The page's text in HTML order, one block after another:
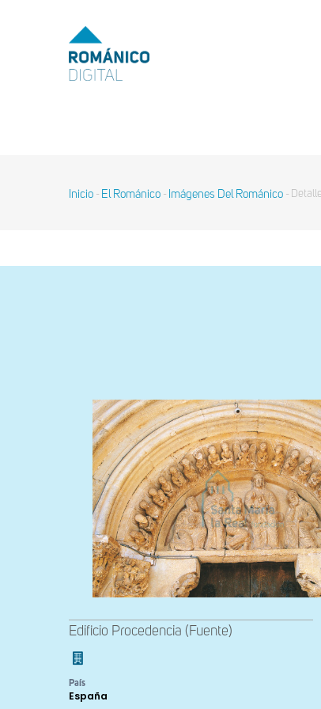
MENU
TOP
Sobrescribir
Inicio - El Románico - Imágenes Del Románico -
Edificio Procedencia (Fuente)
País
España